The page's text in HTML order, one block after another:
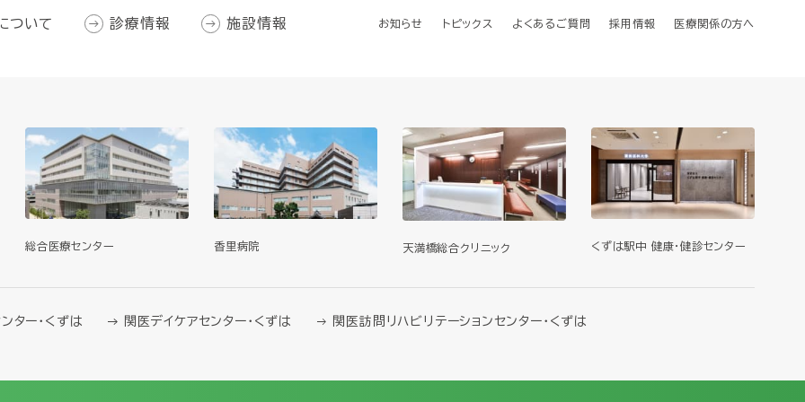
ついて 診療情報 施設情報 お知らせ トピックス よくあるご質問 採用情報 医療関係の方へ
総合医療センター 香里病院 天満橋総合クリニック くずは駅中 健康・健診センター
ター・くずは 関医デイケアセンター・くずは 関医訪問リハビリテーションセンター・くずは